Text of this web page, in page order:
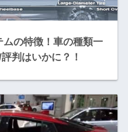
ムの特徴！車の種類一
判はいかに？！